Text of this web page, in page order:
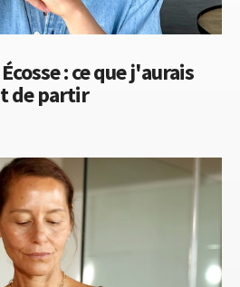
: ce que j'aurais
de partir